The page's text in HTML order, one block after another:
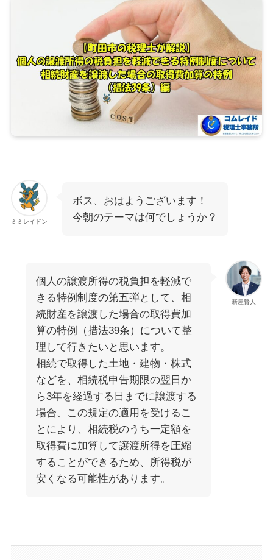
ミミレイドン
ボス、おはようございます！
今朝のテーマは何でしょうか？
新屋賢人
個人の譲渡所得の税負担を軽減で
きる特例制度の第五弾として、相
続財産を譲渡した場合の取得費加
算の特例（措法39条）について整
理して行きたいと思います。
相続で取得した土地・建物・株式
などを、相続税申告期限の翌日か
ら3年を経過する日までに譲渡する
場合、この規定の適用を受けるこ
とにより、相続税のうち一定額を
取得費に加算して譲渡所得を圧縮
することができるため、所得税が
安くなる可能性があります。